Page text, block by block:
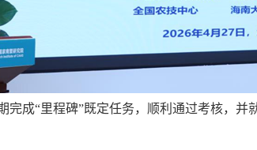
成“里程碑”既定任务，顺利通过考核，